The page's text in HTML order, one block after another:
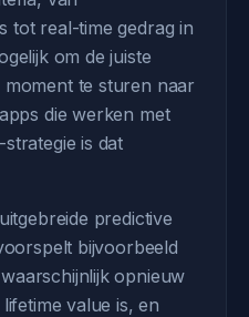
tot real-time gedrag in
om de juiste
te sturen naar
die werken met
is dat
predictive
bijvoorbeeld
opnieuw
value is, en